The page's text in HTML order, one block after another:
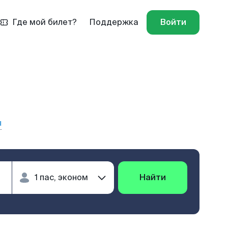
Где мой билет? Поддержка Войти
Найти